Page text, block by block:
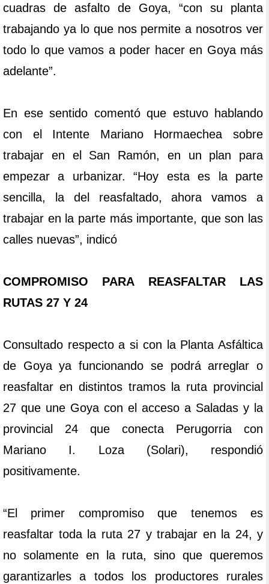
cuadras de asfalto de Goya, “con su planta
trabajando ya lo que nos permite a nosotros ver
todo lo que vamos a poder hacer en Goya más
adelante”.
En ese sentido comentó que estuvo hablando
con el Intente Mariano Hormaechea sobre
trabajar en el San Ramón, en un plan para
empezar a urbanizar. “Hoy esta es la parte
sencilla, la del reasfaltado, ahora vamos a
trabajar en la parte más importante, que son las
calles nuevas”, indicó
COMPROMISO PARA REASFALTAR LAS
RUTAS 27 Y 24
Consultado respecto a si con la Planta Asfáltica
de Goya ya funcionando se podrá arreglar o
reasfaltar en distintos tramos la ruta provincial
27 que une Goya con el acceso a Saladas y la
provincial 24 que conecta Perugorria con
Mariano I. Loza (Solari), respondió
positivamente.
“El primer compromiso que tenemos es
reasfaltar toda la ruta 27 y trabajar en la 24, y
no solamente en la ruta, sino que queremos
garantizarles a todos los productores rurales